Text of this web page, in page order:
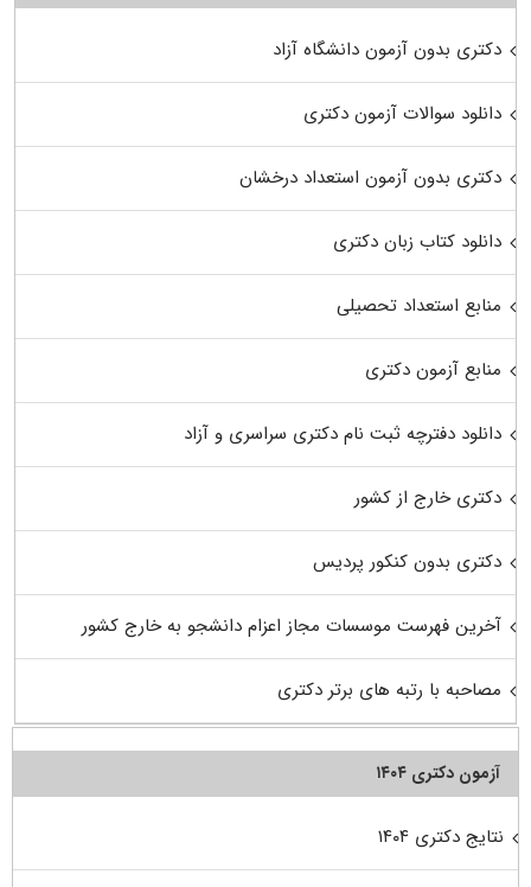
دکتری بدون آزمون دانشگاه آزاد
دانلود سوالات آزمون دکتری
دکتری بدون آزمون استعداد درخشان
دانلود کتاب زبان دکتری
منابع استعداد تحصیلی
منابع آزمون دکتری
دانلود دفترچه ثبت نام دکتری سراسری و آزاد
دکتری خارج از کشور
دکتری بدون کنکور پردیس
آخرین فهرست موسسات مجاز اعزام دانشجو به خارج کشور
مصاحبه با رتبه های برتر دکتری
آزمون دکتری ۱۴۰۴
نتایج دکتری ۱۴۰۴